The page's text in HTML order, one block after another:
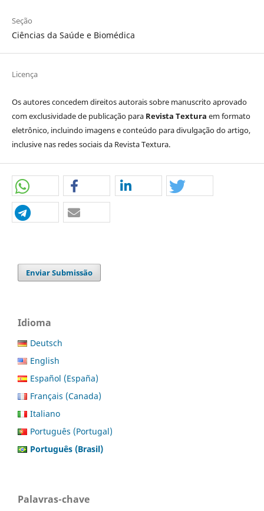
Seção
Ciências da Saúde e Biomédica
Licença
Os autores concedem direitos autorais sobre manuscrito aprovado
com exclusividade de publicação para Revista Textura em formato
eletrônico, incluindo imagens e conteúdo para divulgação do artigo,
inclusive nas redes sociais da Revista Textura.
Enviar Submissão
Idioma
Deutsch
English
Español (España)
Français (Canada)
Italiano
Português (Portugal)
Português (Brasil)
Palavras-chave